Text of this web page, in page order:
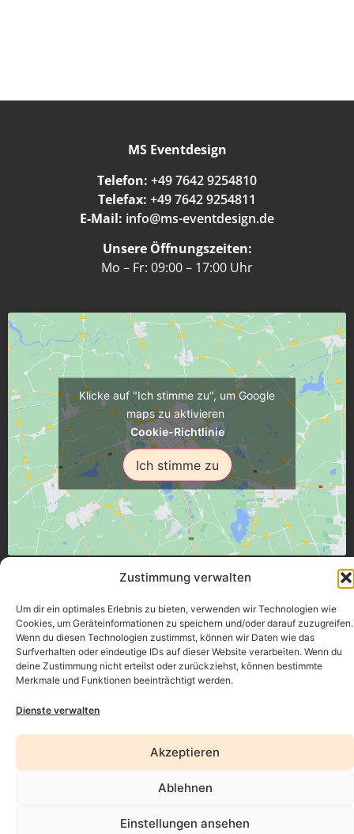
Zustimmung verwalten
Um dir ein optimales Erlebnis zu bieten, verwenden wir Technologien wie
Cookies, um Geräteinformationen zu speichern und/oder darauf zuzugreifen.
Wenn du diesen Technologien zustimmst, können wir Daten wie das
Surfverhalten oder eindeutige IDs auf dieser Website verarbeiten. Wenn du
deine Zustimmung nicht erteilst oder zurückziehst, können bestimmte
Merkmale und Funktionen beeinträchtigt werden.
Dienste verwalten
Akzeptieren
Ablehnen
Einstellungen ansehen
MS Eventdesign
Telefon: +49 7642 9254810
Telefax: +49 7642 9254811
E-Mail: info@ms-eventdesign.de
Unsere Öffnungszeiten:
Mo – Fr: 09:00 – 17:00 Uhr
Klicke auf "Ich stimme zu", um Google
maps zu aktivieren
Cookie-Richtlinie
Ich stimme zu
Impressum
Datenschutz
Erklärung zur Barrierefreiheit